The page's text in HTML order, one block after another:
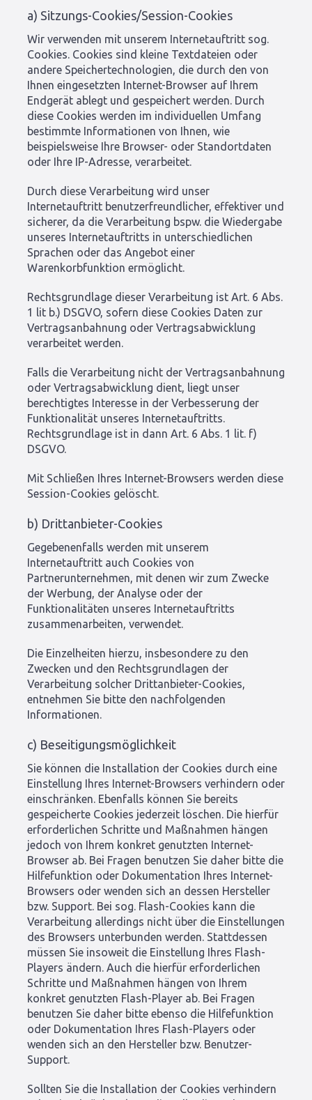
a) Sitzungs-Cookies/Session-Cookies
Wir verwenden mit unserem Internetauftritt sog.
Cookies. Cookies sind kleine Textdateien oder
andere Speichertechnologien, die durch den von
Ihnen eingesetzten Internet-Browser auf Ihrem
Endgerät ablegt und gespeichert werden. Durch
diese Cookies werden im individuellen Umfang
bestimmte Informationen von Ihnen, wie
beispielsweise Ihre Browser- oder Standortdaten
oder Ihre IP-Adresse, verarbeitet.
Durch diese Verarbeitung wird unser
Internetauftritt benutzerfreundlicher, effektiver und
sicherer, da die Verarbeitung bspw. die Wiedergabe
unseres Internetauftritts in unterschiedlichen
Sprachen oder das Angebot einer
Warenkorbfunktion ermöglicht.
Rechtsgrundlage dieser Verarbeitung ist Art. 6 Abs.
1 lit b.) DSGVO, sofern diese Cookies Daten zur
Vertragsanbahnung oder Vertragsabwicklung
verarbeitet werden.
Falls die Verarbeitung nicht der Vertragsanbahnung
oder Vertragsabwicklung dient, liegt unser
berechtigtes Interesse in der Verbesserung der
Funktionalität unseres Internetauftritts.
Rechtsgrundlage ist in dann Art. 6 Abs. 1 lit. f)
DSGVO.
Mit Schließen Ihres Internet-Browsers werden diese
Session-Cookies gelöscht.
b) Drittanbieter-Cookies
Gegebenenfalls werden mit unserem
Internetauftritt auch Cookies von
Partnerunternehmen, mit denen wir zum Zwecke
der Werbung, der Analyse oder der
Funktionalitäten unseres Internetauftritts
zusammenarbeiten, verwendet.
Die Einzelheiten hierzu, insbesondere zu den
Zwecken und den Rechtsgrundlagen der
Verarbeitung solcher Drittanbieter-Cookies,
entnehmen Sie bitte den nachfolgenden
Informationen.
c) Beseitigungsmöglichkeit
Sie können die Installation der Cookies durch eine
Einstellung Ihres Internet-Browsers verhindern oder
einschränken. Ebenfalls können Sie bereits
gespeicherte Cookies jederzeit löschen. Die hierfür
erforderlichen Schritte und Maßnahmen hängen
jedoch von Ihrem konkret genutzten Internet-
Browser ab. Bei Fragen benutzen Sie daher bitte die
Hilfefunktion oder Dokumentation Ihres Internet-
Browsers oder wenden sich an dessen Hersteller
bzw. Support. Bei sog. Flash-Cookies kann die
Verarbeitung allerdings nicht über die Einstellungen
des Browsers unterbunden werden. Stattdessen
müssen Sie insoweit die Einstellung Ihres Flash-
Players ändern. Auch die hierfür erforderlichen
Schritte und Maßnahmen hängen von Ihrem
konkret genutzten Flash-Player ab. Bei Fragen
benutzen Sie daher bitte ebenso die Hilfefunktion
oder Dokumentation Ihres Flash-Players oder
wenden sich an den Hersteller bzw. Benutzer-
Support.
Sollten Sie die Installation der Cookies verhindern